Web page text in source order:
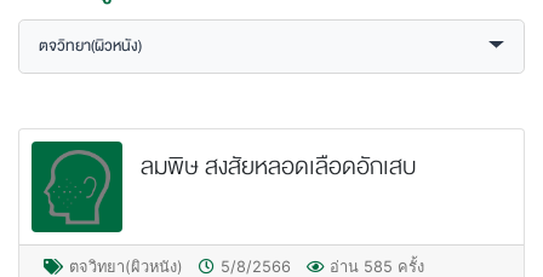
ตจวิทยา(ผิวหนัง)
ลมพิษ สงสัยหลอดเลือดอักเสบ
ตจวิทยา(ผิวหนัง) 5/8/2566 อ่าน 585 ครั้ง